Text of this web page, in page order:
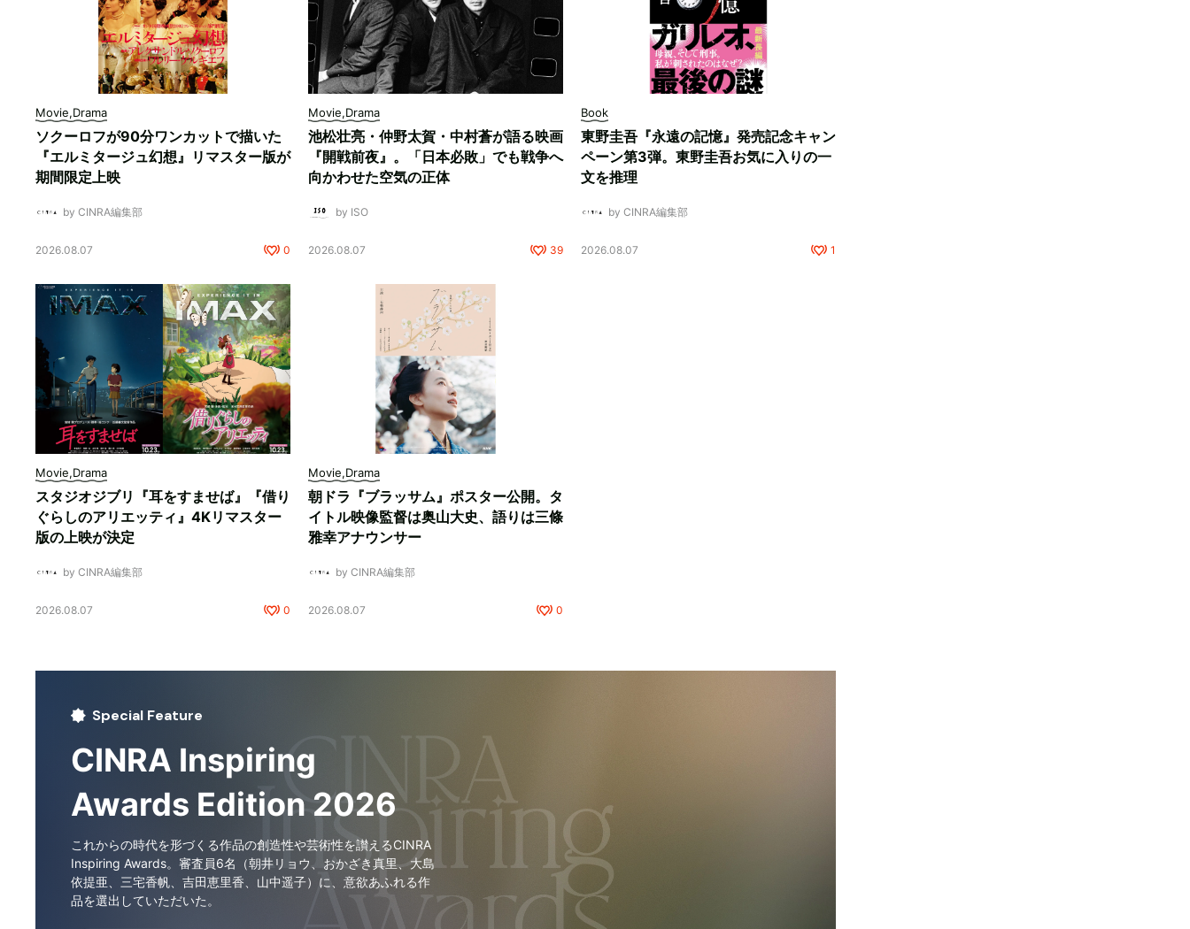
Movie,Drama
ソクーロフが90分ワンカットで描いた
『エルミタージュ幻想』リマスター版が
期間限定上映
by CINRA編集部
2026.08.07 0
Movie,Drama
池松壮亮・仲野太賀・中村蒼が語る映画
『開戦前夜』。「日本必敗」でも戦争へ
向かわせた空気の正体
by ISO
2026.08.07 39
Book
東野圭吾『永遠の記憶』発売記念キャン
ペーン第3弾。東野圭吾お気に入りの一
文を推理
by CINRA編集部
2026.08.07 1
Movie,Drama
スタジオジブリ『耳をすませば』『借り
ぐらしのアリエッティ』4Kリマスター
版の上映が決定
by CINRA編集部
2026.08.07 0
Movie,Drama
朝ドラ『ブラッサム』ポスター公開。タ
イトル映像監督は奥山大史、語りは三條
雅幸アナウンサー
by CINRA編集部
2026.08.07 0
Special Feature
CINRA Inspiring
Awards Edition 2026
これからの時代を形づくる作品の創造性や芸術性を讃えるCINRA
Inspiring Awards。審査員6名（朝井リョウ、おかざき真里、大島
依提亜、三宅香帆、吉田恵里香、山中遥子）に、意欲あふれる作
品を選出していただいた。